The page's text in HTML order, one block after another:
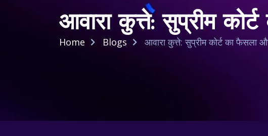
आवारा कुत्ते: सुप्रीम
Home Blogs आवारा कुत्ते: सुप्रीम कोर्ट का फैसला